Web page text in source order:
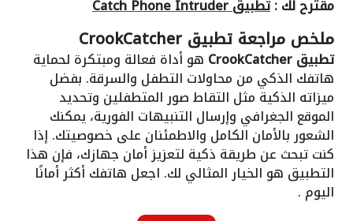
مقترح لك :تطبيق Catch Phone Intruder
ملخص مراجعة تطبيق CrookCatcher
تطبيق CrookCatcher هو أداة فعالة ومبتكرة لحماية
هاتفك الذكي من محاولات التطفل والسرقة. بفضل
ميزاته الذكية مثل التقاط صور المتطفلين وتحديد
الموقع الجغرافي وإرسال التنبيهات الفورية، يمكنك
الشعور بالأمان الكامل والاطمئنان على خصوصيتك. إذا
كنت تبحث عن طريقة ذكية لتعزيز أمان جهازك، فإن هذا
التطبيق هو الخيار المثالي لك. اجعل هاتفك أكثر أمانًا
اليوم .